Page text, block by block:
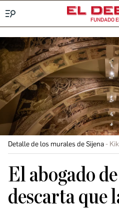
FUNDADO
Detalle de los murales de Sijena
El abogado
descarta que